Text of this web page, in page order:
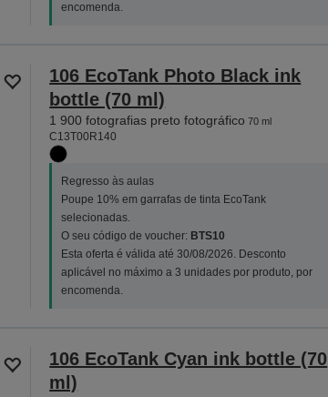
encomenda.
106 EcoTank Photo Black ink
bottle (70 ml)
1 900 fotografias preto fotográfico 70 ml
C13T00R140
Regresso às aulas
Poupe 10% em garrafas de tinta EcoTank
selecionadas.
O seu código de voucher: BTS10
Esta oferta é válida até 30/08/2026. Desconto
aplicável no máximo a 3 unidades por produto, por
encomenda.
106 EcoTank Cyan ink bottle (70
ml)